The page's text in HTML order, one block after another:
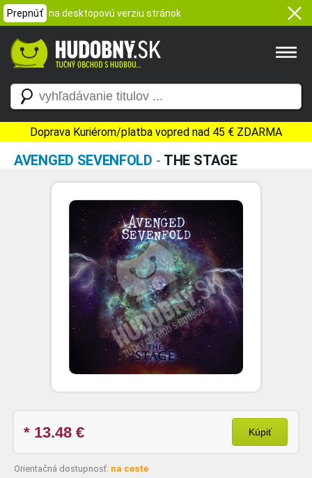
Prepnúť na desktopovú verziu stránok
Doprava Kuriérom/platba vopred nad 45 € ZDARMA
AVENGED SEVENFOLD - THE STAGE
* 13.48 € Kúpiť
Orientačná dostupnosť: na ceste